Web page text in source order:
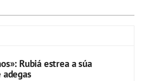
Rubiá estrea a súa